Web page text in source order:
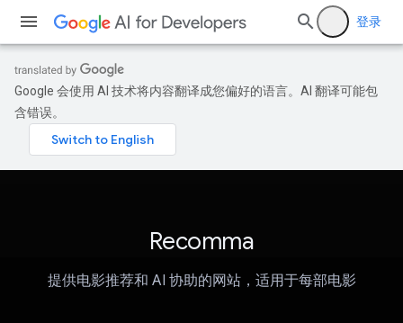
登录
Google 会使用 AI 技术将内容翻译成您偏好的语言。AI 翻译可能包
含错误。
Recomma
提供电影推荐和 AI 协助的网站，适用于每部电影